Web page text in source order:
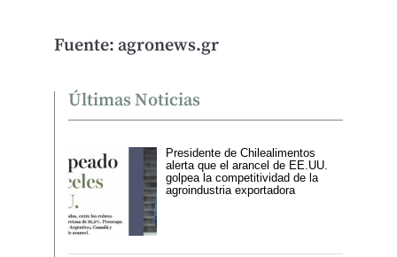
Fuente: agronews.gr
Últimas Noticias
Presidente de Chilealimentos
alerta que el arancel de EE.UU.
golpea la competitividad de la
agroindustria exportadora